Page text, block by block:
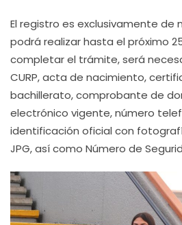
El registro es exclusivamente de
podrá realizar hasta el próximo
completar el trámite, será
CURP, acta de nacimiento,
bachillerato, comprobante de
electrónico vigente, número
identificación oficial con
JPG, así como Número de